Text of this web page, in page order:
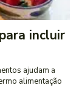
incluir
ajudam a
alimentação